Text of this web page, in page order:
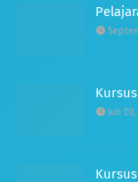
Juli 03,